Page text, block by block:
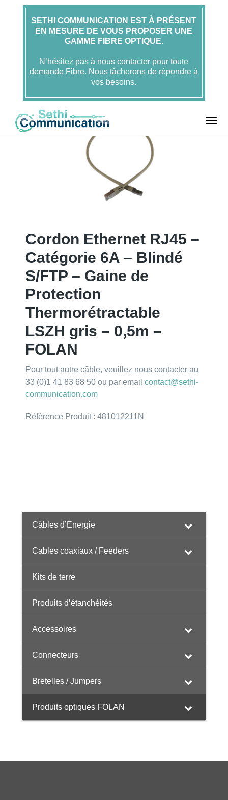
SETHI COMMUNICATION EST À PRÉSENT
EN MESURE DE VOUS PROPOSER UNE
GAMME FIBRE OPTIQUE.
N’hésitez pas à nous contacter pour toute
demande Fibre. Nous tâcherons de répondre à
vos besoins.
Cordons Ethernet RJ45
Cordon Ethernet RJ45 –
LSZH gris – 0,5m – FOLAN
Cordon Ethernet RJ45 –
Catégorie 6A – Blindé
S/FTP – Gaine de
Protection
Thermorétractable
LSZH gris – 0,5m –
FOLAN
Pour tout autre câble, veuillez nous contacter au
33 (0)1 41 83 68 50 ou par emailcontact@sethi-
communication.com
Référence Produit : 481012211N
Câbles d’Energie
Cables coaxiaux / Feeders
Kits de terre
Produits d’étanchéités
Accessoires
Connecteurs
Bretelles / Jumpers
Produits optiques FOLAN